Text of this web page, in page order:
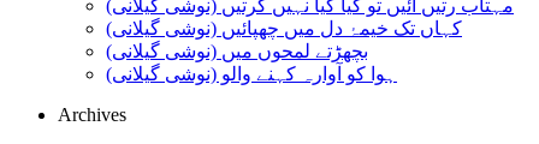
مہتاب رتیں آئیں تو کیا کیا نہیں کرتیں (نوشی گیلانی)
کہاں تک خیمۂ دل میں چھپائیں (نوشی گیلانی)
بچھڑتے لمحوں میں (نوشی گیلانی)
ہوا کو آوارہ کہنے والو (نوشی گیلانی)
Archives